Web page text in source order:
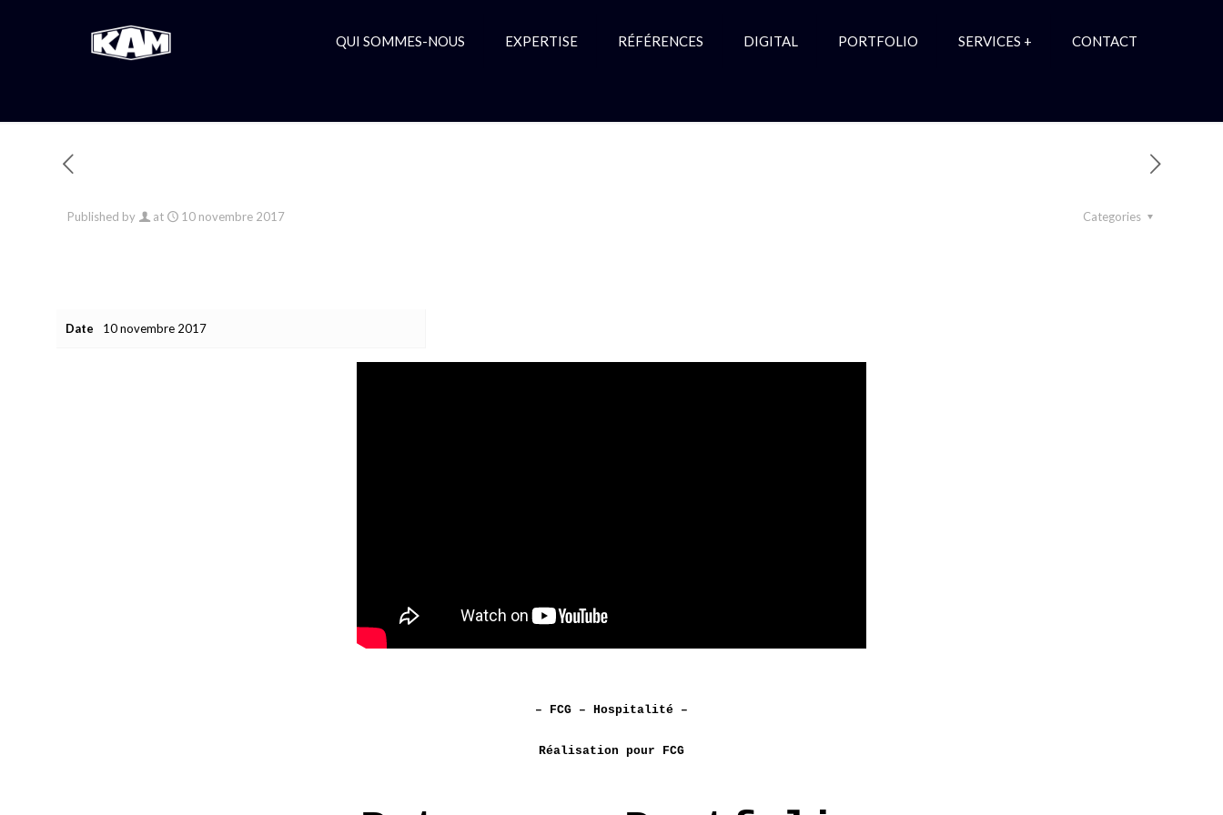
QUI SOMMES-NOUS EXPERTISE RÉFÉRENCES DIGITAL PORTFOLIO SERVICES + CONTACT
Published by at 10 novembre 2017 Categories
Date 10 novembre 2017
– FCG – Hospitalité –
Réalisation pour FCG